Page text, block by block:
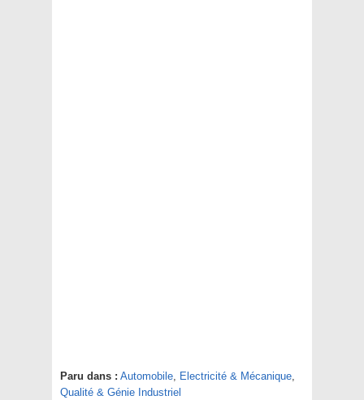
Paru dans : Automobile, Electricité & Mécanique,
Qualité & Génie Industriel